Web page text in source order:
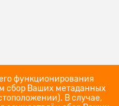
функционирования
сбор Ваших метаданных
В случае,